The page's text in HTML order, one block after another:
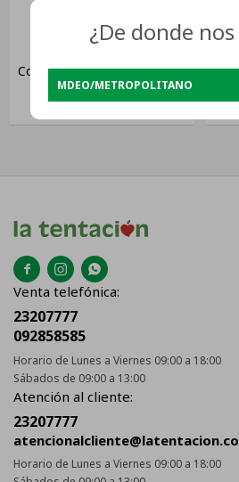
Collection Hr2125 Jarra Color
Verde Agua
USD 38
  
Venta telefónica:
23207777
092858585
Horario de Lunes a Viernes 09:00 a 18:00
Sábados de 09:00 a 13:00
Atención al cliente:
23207777
Horario de Lunes a Viernes 09:00 a 18:00
¿De donde
MDEO/METROPOLITANO